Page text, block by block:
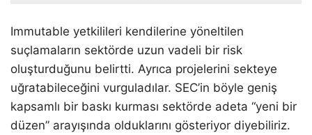
Immutable yetkilileri kendilerine yöneltilen
suçlamaların sektörde uzun vadeli bir risk
oluşturduğunu belirtti. Ayrıca projelerini sekteye
uğratabileceğini vurguladılar. SEC’in böyle geniş
kapsamlı bir baskı kurması sektörde adeta “yeni bir
düzen” arayışında olduklarını gösteriyor diyebiliriz.